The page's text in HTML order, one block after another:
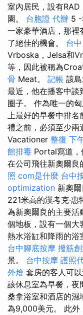
室內居民，設有
園。 台胞證 代辦 5
一家豪華酒店，那裡
了絕佳的機會。 台
Vrboska，Jelsa和
等，因此被稱為
骨 Meat。 記帳 該
最近，他在播客中談
圈子。 作為唯一的
上最好的早餐中排名
禮之前，必須至少
Vacationer 整復 下
館排毒 Portal寫道，
在公司飛往新奧爾良
照 com是什麼 台中
optimization 新奧
221米高的漢考克·惠
為新奧爾良的主要
個地板，設有一個大
熱水浴缸和降雨的浴
台中腳底按摩 撥筋
景。 台中按摩 護照
外燴 套房的客人可
該休息室為早餐，夜
桑拿浴室和酒店的濕
為9,000美元。 此外